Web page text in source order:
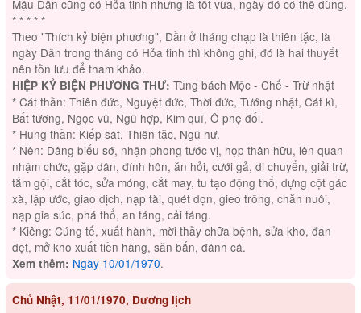
Mậu Dần cũng có Hỏa tinh nhưng là tốt vừa, ngày đó có thể dùng.
* * * * *
Theo "Thích kỷ biện phương", Dần ở tháng chạp là thiên tặc, là
ngày Dần trong tháng có Hỏa tinh thì không ghi, đó là hai thuyết
nên tồn lưu để tham khảo.
HIỆP KỶ BIỆN PHƯƠNG THƯ: Tùng bách Mộc - Chế - Trừ nhật
* Cát thần: Thiên đức, Nguyệt đức, Thời đức, Tướng nhật, Cát kì,
Bất tương, Ngọc vũ, Ngũ hợp, Kim quĩ, Ô phệ đối.
* Hung thần: Kiếp sát, Thiên tặc, Ngũ hư.
* Nên: Dâng biểu sớ, nhận phong tước vị, họp thân hữu, lên quan
nhậm chức, gặp dân, đính hôn, ăn hỏi, cưới gả, di chuyển, giải trừ,
tắm gội, cắt tóc, sửa móng, cắt may, tu tạo động thổ, dựng cột gác
xà, lập ước, giao dịch, nạp tài, quét dọn, gieo trồng, chăn nuôi,
nạp gia súc, phá thổ, an táng, cải táng.
* Kiêng: Cúng tế, xuất hành, mời thầy chữa bệnh, sửa kho, đan
dệt, mở kho xuất tiền hàng, săn bắn, đánh cá.
Xem thêm: Ngày 10/01/1970.
Chủ Nhật, 11/01/1970, Dương lịch